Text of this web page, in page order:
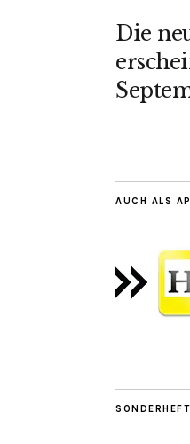
Die
AUCH ALS